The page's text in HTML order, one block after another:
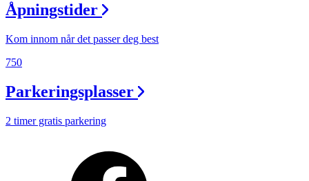
Åpningstider
Kom innom når det passer deg best
750
Parkeringsplasser
2 timer gratis parkering